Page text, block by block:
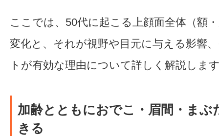
ここでは、50代に起こる上顔面全体（額
変化と、それが視野や目元に与える影響
トが有効な理由について詳しく解説しま
加齢とともにおでこ・眉間・まぶ
きる